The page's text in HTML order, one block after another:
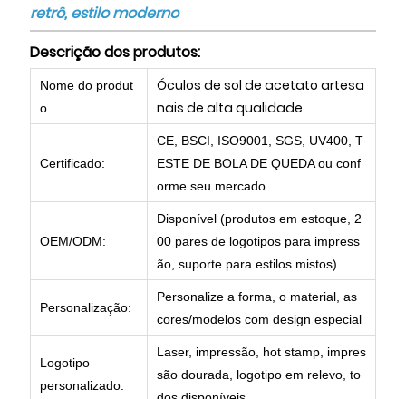
retrô, estilo moderno
Descrição dos produtos:
Nome do produt
o
Óculos de sol de acetato artesa
nais de alta qualidade
Certificado:
CE, BSCI, ISO9001, SGS, UV400, T
ESTE DE BOLA DE QUEDA ou conf
orme seu mercado
OEM/ODM:
Disponível (produtos em estoque, 2
00 pares de logotipos para impress
ão, suporte para estilos mistos)
Personalização:
Personalize a forma, o material, as
cores/modelos com design especial
Logotipo
personalizado:
Laser, impressão, hot stamp, impres
são dourada, logotipo em relevo, to